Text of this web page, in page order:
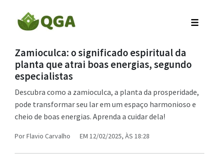
Zamioculca: o significado espiritual da
planta que atrai boas energias, segundo
especialistas
Descubra como a zamioculca, a planta da prosperidade,
pode transformar seu lar em um espaço harmonioso e
cheio de boas energias. Aprenda a cuidar dela!
PorFlavio Carvalho EM 12/02/2025, ÀS 18:28